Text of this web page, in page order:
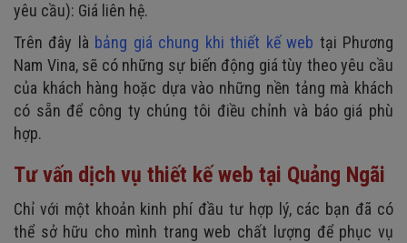
yêu cầu): Giá liên hệ.
Trên đây là bảng giá chung khi thiết kế web tại Phương
Nam Vina, sẽ có những sự biến động giá tùy theo yêu cầu
của khách hàng hoặc dựa vào những nền tảng mà khách
có sẵn để công ty chúng tôi điều chỉnh và báo giá phù
hợp.
Tư vấn dịch vụ thiết kế web tại Quảng Ngãi
Chỉ với một khoản kinh phí đầu tư hợp lý, các bạn đã có
thể sở hữu cho mình trang web chất lượng để phục vụ